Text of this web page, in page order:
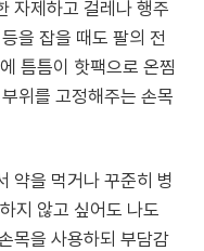
자제하고 걸레나 행주
을 잡을 때도 팔의 전
틈틈이 핫팩으로 온찜
위를 고정해주는 손목
약을 먹거나 꾸준히 병
지 않고 싶어도 나도
목을 사용하되 부담감